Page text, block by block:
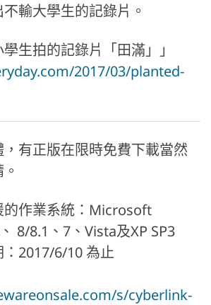
輸大學生的記錄片。
生拍的記錄片「田滿」」
2017/03/planted-
有正版在限時免費下載當然
的作業系統：Microsoft
8/8.1、7、Vista及XP SP3
：2017/6/10 為止
s/cyberlink-